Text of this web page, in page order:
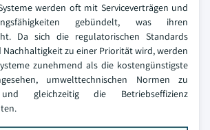
werden oft mit Serviceverträgen und
gebündelt, was ihren
Da sich die regulatorischen Standards
Nachhaltigkeit zu einer Priorität wird, werden
zunehmend als die kostengünstigste
umwelttechnischen Normen zu
gleichzeitig die Betriebseffizienz